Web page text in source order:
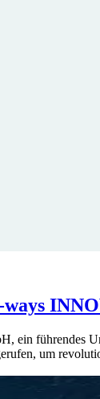
ein führendes
um